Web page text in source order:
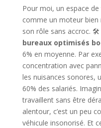
Pour moi, un espace de
comme un moteur bien
son rôle sans accroc.
bureaux optimisés
6% en moyenne. Par
concentration avec
les nuisances sonores,
60% des salariés.
travaillent sans être
alentour, c’est un peu
véhicule insonorisé. Et